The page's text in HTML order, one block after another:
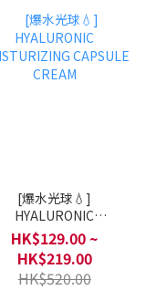
[爆水光球💧]
HYALURONIC
CAPSULE
CREAM
HK$129.00 ~
HK$219.00
HK$520.00